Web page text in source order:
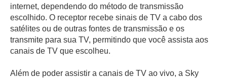
internet, dependendo do método de transmissão
escolhido. O receptor recebe sinais de TV a cabo dos
satélites ou de outras fontes de transmissão e os
transmite para sua TV, permitindo que você assista aos
canais de TV que escolheu.
Além de poder assistir a canais de TV ao vivo, a Sky